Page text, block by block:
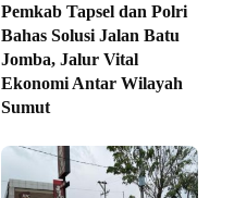
Pemkab Tapsel dan Polri
Bahas Solusi Jalan Batu
Jomba, Jalur Vital
Ekonomi Antar Wilayah
Sumut